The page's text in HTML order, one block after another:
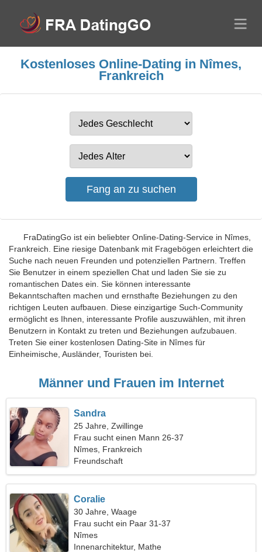
Kostenloses Online-Dating in Nîmes,
Frankreich
FraDatingGo ist ein beliebter Online-Dating-Service in Nîmes,
Frankreich. Eine riesige Datenbank mit Fragebögen erleichtert die
Suche nach neuen Freunden und potenziellen Partnern. Treffen
Sie Benutzer in einem speziellen Chat und laden Sie sie zu
romantischen Dates ein. Sie können interessante
Bekanntschaften machen und ernsthafte Beziehungen zu den
richtigen Leuten aufbauen. Diese einzigartige Such-Community
ermöglicht es Ihnen, interessante Profile auszuwählen, mit ihren
Benutzern in Kontakt zu treten und Beziehungen aufzubauen.
Treten Sie einer kostenlosen Dating-Site in Nîmes für
Einheimische, Ausländer, Touristen bei.
Männer und Frauen im Internet
Sandra
25 Jahre, Zwillinge
Frau sucht einen Mann 26-37
Nîmes, Frankreich
Freundschaft
Coralie
30 Jahre, Waage
Frau sucht ein Paar 31-37
Nîmes
Innenarchitektur, Mathe